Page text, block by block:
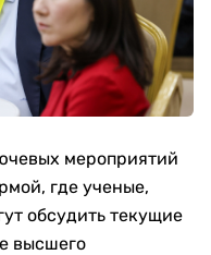
мероприятий
где ученые,
обсудить текущие
высшего